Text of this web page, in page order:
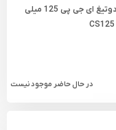
شیار زن دوتیغ ای جی پی 125 میلی‌
در حال حاضر موجود نیست